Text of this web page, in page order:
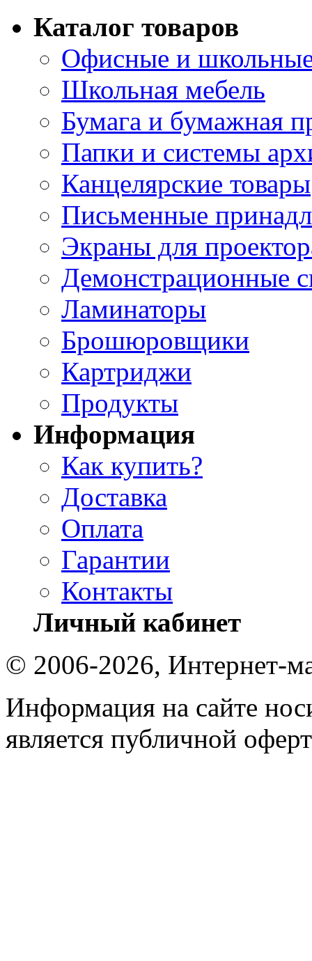
Каталог товаров
Офисные и
Школьная мебель
Бумага и бумажная
Папки и системы
Канцелярские товары
Письменные
Экраны для
Демонстрационные
Ламинаторы
Брошюровщики
Картриджи
Продукты
Информация
Как купить?
Доставка
Оплата
Гарантии
Контакты
Личный кабинет
© 2006-2026, Интернет-
Информация на сайте
является публичной